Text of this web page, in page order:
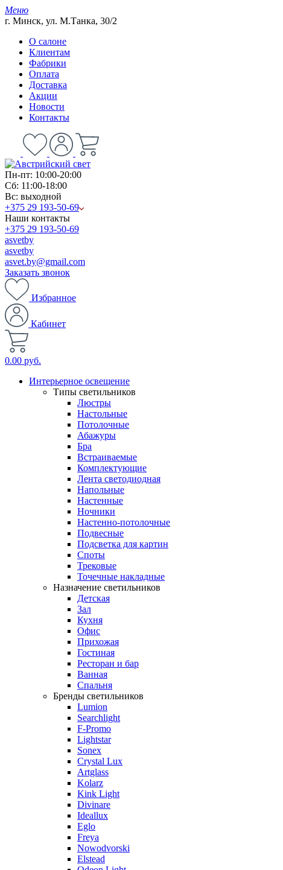
Меню
г. Минск, ул. М.Танка, 30/2
О салоне
Клиентам
Фабрики
Оплата
Доставка
Акции
Новости
Контакты
Пн-пт: 10:00-20:00
Сб: 11:00-18:00
Вс: выходной
+375 29 193-50-69
Наши контакты
+375 29 193-50-69
asvetby
asvetby
asvet.by@gmail.com
Заказать звонок
Избранное
Кабинет
0.00 руб.
Интерьерное освещение
Типы светильников
Люстры
Настольные
Потолочные
Абажуры
Бра
Встраиваемые
Комплектующие
Лента светодиодная
Напольные
Настенные
Ночники
Настенно-потолочные
Подвесные
Подсветка для картин
Споты
Трековые
Точечные накладные
Назначение светильников
Детская
Зал
Кухня
Офис
Прихожая
Гостиная
Ресторан и бар
Ванная
Спальня
Бренды светильников
Lumion
Searchlight
F-Promo
Lightstar
Sonex
Crystal Lux
Artglass
Kolarz
Kink Light
Divinare
Ideallux
Eglo
Freya
Nowodvorski
Elstead